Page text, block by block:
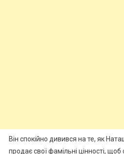
Він спокійно дивився на те, як
продає свої фамільні цінності,